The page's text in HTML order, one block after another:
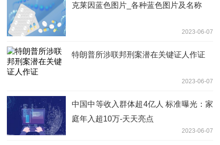
克莱因蓝色图片_各种蓝色图片及名称
2023-06-07
特朗普所涉联邦刑案潜在关键证人作证
2023-06-07
中国中等收入群体超4亿人 标准曝光：家
庭年入超10万-天天亮点
2023-06-07